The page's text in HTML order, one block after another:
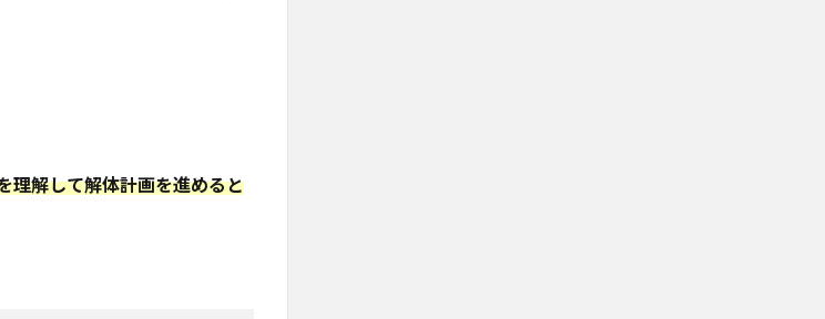
理解して解体計画を進めると